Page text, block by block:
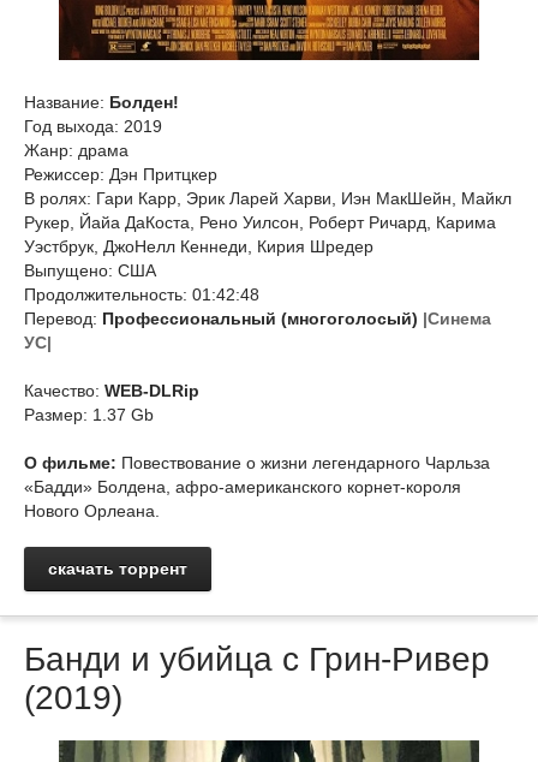
Название: Болден!
Год выхода: 2019
Жанр: драма
Режиссер: Дэн Притцкер
В ролях: Гари Карр, Эрик Ларей Харви, Иэн МакШейн, Майкл
Рукер, Йайа ДаКоста, Рено Уилсон, Роберт Ричард, Карима
Уэстбрук, ДжоНелл Кеннеди, Кирия Шредер
Выпущено: США
Продолжительность: 01:42:48
Перевод: Профессиональный (многоголосый) |Синема
УС|
Качество: WEB-DLRip
Размер: 1.37 Gb
О фильме: Повествование о жизни легендарного Чарльза
«Бадди» Болдена, афро-американского корнет-короля
Нового Орлеана.
скачать торрент
Банди и убийца с Грин-Ривер
(2019)